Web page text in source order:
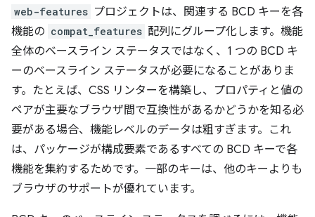
web-features プロジェクトは、関連する BCD キーを各
機能の compat_features 配列にグループ化します。機能
全体のベースライン ステータスではなく、1 つの BCD キ
ーのベースライン ステータスが必要になることがありま
す。たとえば、CSS リンターを構築し、プロパティと値の
ペアが主要なブラウザ間で互換性があるかどうかを知る必
要がある場合、機能レベルのデータは粗すぎます。これ
は、パッケージが構成要素であるすべての BCD キーで各
機能を集約するためです。一部のキーは、他のキーよりも
ブラウザのサポートが優れています。